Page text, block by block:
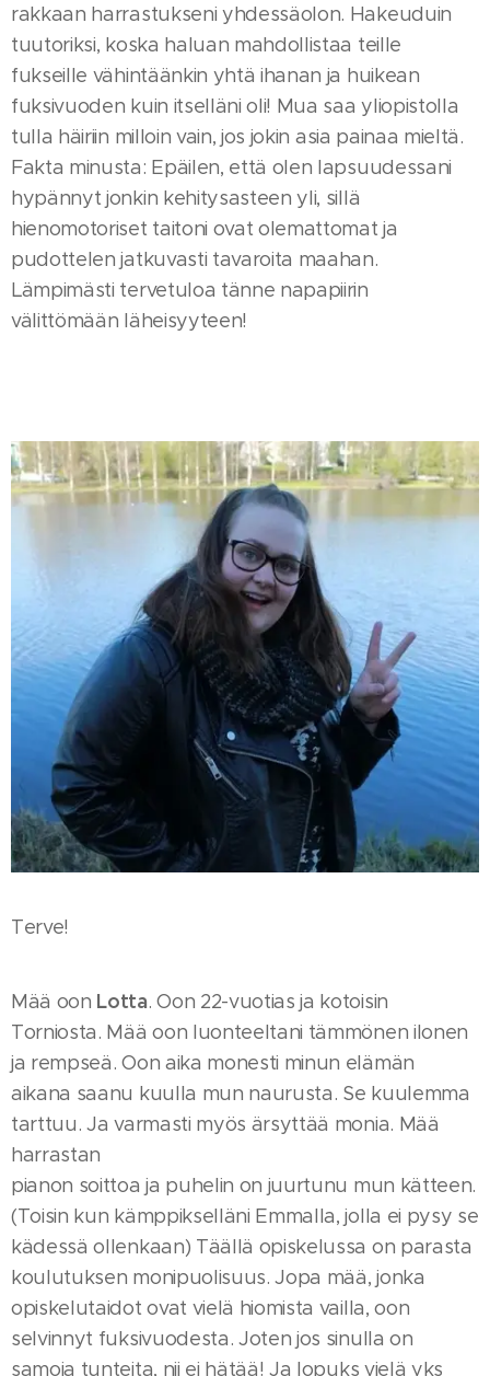
rakkaan harrastukseni yhdessäolon. Hakeuduin
tuutoriksi, koska haluan mahdollistaa teille
fukseille vähintäänkin yhtä ihanan ja huikean
fuksivuoden kuin itselläni oli! Mua saa yliopistolla
tulla häiriin milloin vain, jos jokin asia painaa mieltä.
Fakta minusta: Epäilen, että olen lapsuudessani
hypännyt jonkin kehitysasteen yli, sillä
hienomotoriset taitoni ovat olemattomat ja
pudottelen jatkuvasti tavaroita maahan.
Lämpimästi tervetuloa tänne napapiirin
välittömään läheisyyteen!
Terve!
Mää oon Lotta. Oon 22-vuotias ja kotoisin
Torniosta. Mää oon luonteeltani tämmönen ilonen
ja rempseä. Oon aika monesti minun elämän
aikana saanu kuulla mun naurusta. Se kuulemma
tarttuu. Ja varmasti myös ärsyttää monia. Mää
harrastan
pianon soittoa ja puhelin on juurtunu mun kätteen.
(Toisin kun kämppikselläni Emmalla, jolla ei pysy se
kädessä ollenkaan) Täällä opiskelussa on parasta
koulutuksen monipuolisuus. Jopa mää, jonka
opiskelutaidot ovat vielä hiomista vailla, oon
selvinnyt fuksivuodesta. Joten jos sinulla on
samoja tunteita, nii ei hätää! Ja lopuks vielä yks